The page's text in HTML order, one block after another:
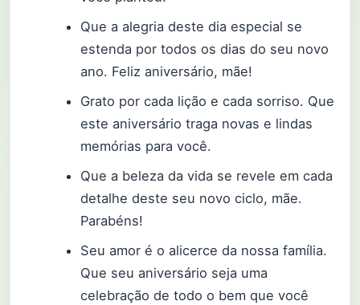
Que a alegria deste dia especial se
estenda por todos os dias do seu novo
ano. Feliz aniversário, mãe!
Grato por cada lição e cada sorriso. Que
este aniversário traga novas e lindas
memórias para você.
Que a beleza da vida se revele em cada
detalhe deste seu novo ciclo, mãe.
Parabéns!
Seu amor é o alicerce da nossa família.
Que seu aniversário seja uma
celebração de todo o bem que você